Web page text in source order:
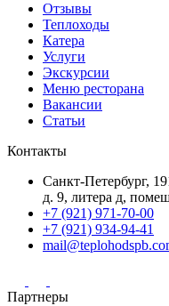
Отзывы
Теплоходы
Катера
Услуги
Экскурсии
Меню ресторана
Вакансии
Статьи
Контакты
Санкт-Петербург,
д. 9, литера д,
+7 (921) 971-70-00
+7 (921) 934-94-41
Партнеры